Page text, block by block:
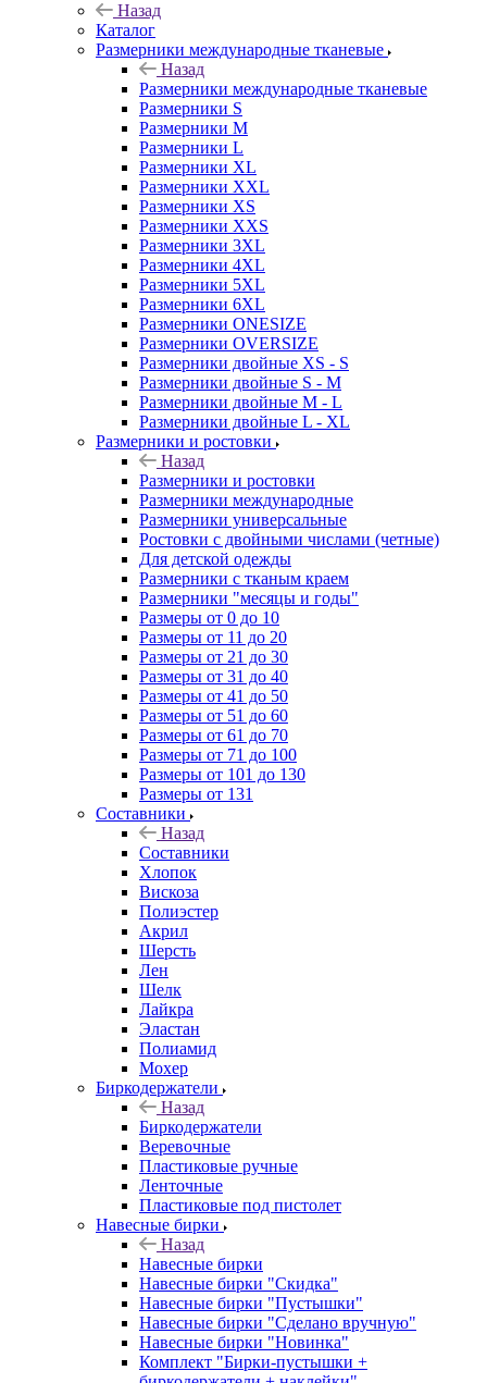
Назад
Каталог
Размерники международные тканевые
Назад
Размерники международные тканевые
Размерники S
Размерники M
Размерники L
Размерники XL
Размерники XXL
Размерники XS
Размерники XXS
Размерники 3XL
Размерники 4XL
Размерники 5XL
Размерники 6XL
Размерники ONESIZE
Размерники OVERSIZE
Размерники двойные XS - S
Размерники двойные S - M
Размерники двойные M - L
Размерники двойные L - XL
Размерники и ростовки
Назад
Размерники и ростовки
Размерники международные
Размерники универсальные
Ростовки с двойными числами (четные)
Для детской одежды
Размерники с тканым краем
Размерники "месяцы и годы"
Размеры от 0 до 10
Размеры от 11 до 20
Размеры от 21 до 30
Размеры от 31 до 40
Размеры от 41 до 50
Размеры от 51 до 60
Размеры от 61 до 70
Размеры от 71 до 100
Размеры от 101 до 130
Размеры от 131
Составники
Назад
Составники
Хлопок
Вискоза
Полиэстер
Акрил
Шерсть
Лен
Шелк
Лайкра
Эластан
Полиамид
Мохер
Биркодержатели
Назад
Биркодержатели
Веревочные
Пластиковые ручные
Ленточные
Пластиковые под пистолет
Навесные бирки
Назад
Навесные бирки
Навесные бирки "Скидка"
Навесные бирки "Пустышки"
Навесные бирки "Сделано вручную"
Навесные бирки "Новинка"
Комплект "Бирки-пустышки +